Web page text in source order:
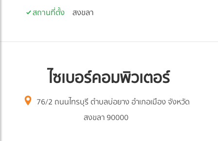
สถานที่ตั้ง
สงขลา
ไซเบอร์คอมพิวเตอร์
76/2 ถนนไทรบุรี ตำบลบ่อยาง อำเภอเมือง จังหวัด
สงขลา 90000